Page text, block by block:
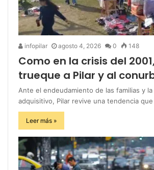
infopilar agosto 4, 2026 0 148
Como en la crisis del
trueque a Pilar y al
Ante el endeudamiento de las familias y
adquisitivo, Pilar revive una tendencia
Leer más »